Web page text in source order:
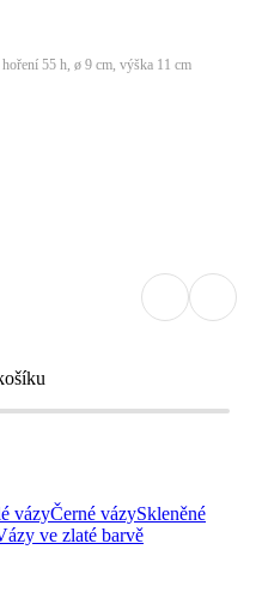
55 h, ø 9 cm, výška 11 cm
vázyČerné vázySkleněné
ve zlaté barvě